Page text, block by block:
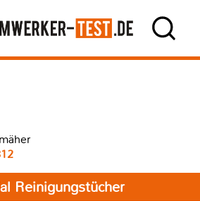
Reinigungstücher